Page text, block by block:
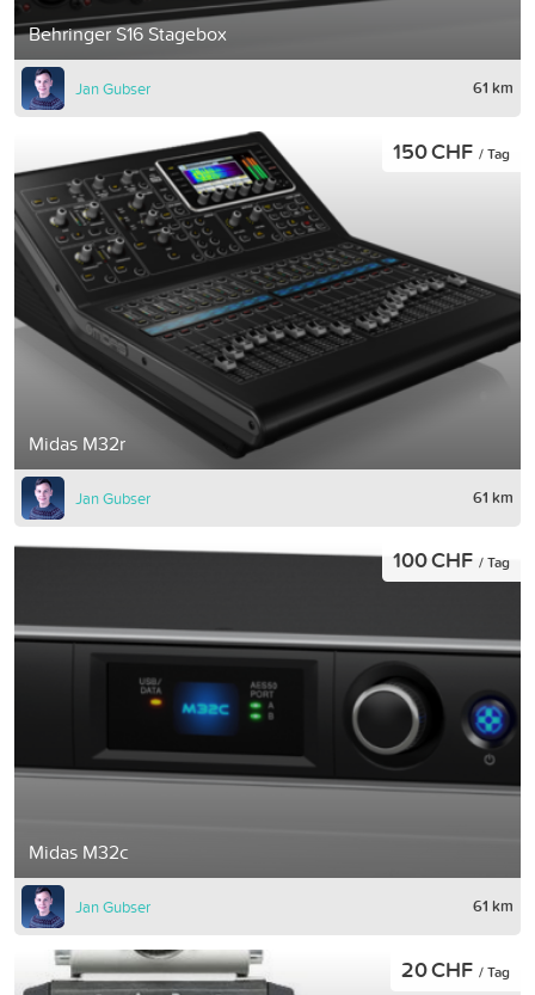
Behringer S16 Stagebox
Jan Gubser 61 km
Midas M32r
150 CHF / Tag
Jan Gubser 61 km
Midas M32c
100 CHF / Tag
Jan Gubser 61 km
20 CHF / Tag